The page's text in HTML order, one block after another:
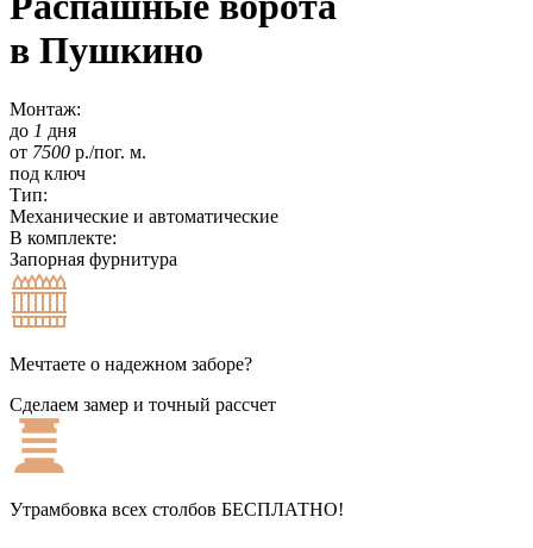
в Пушкино
Монтаж:
до 1 дня
от 7500 р./пог. м.
под ключ
Тип:
Механические и автоматические
В комплекте:
Запорная фурнитура
Мечтаете о надежном заборе?
Сделаем замер и точный рассчет
Утрамбовка всех столбов БЕСПЛАТНО!